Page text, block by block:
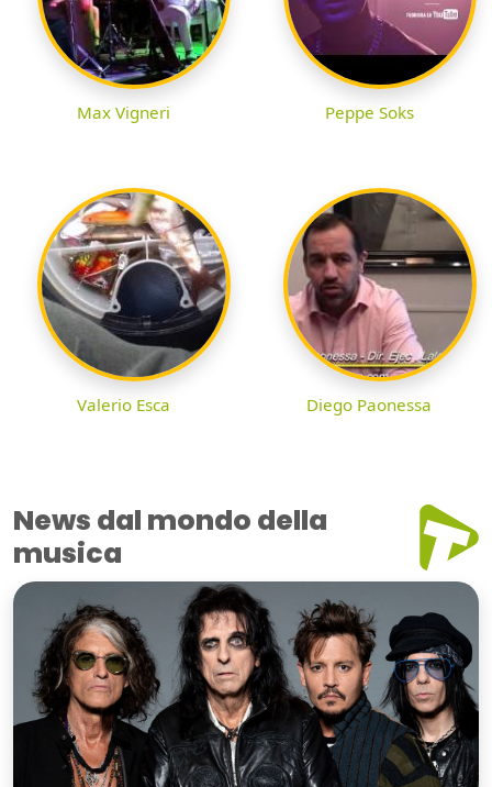
Max Vigneri Peppe Soks
Valerio Esca Diego Paonessa
News dal mondo della
musica